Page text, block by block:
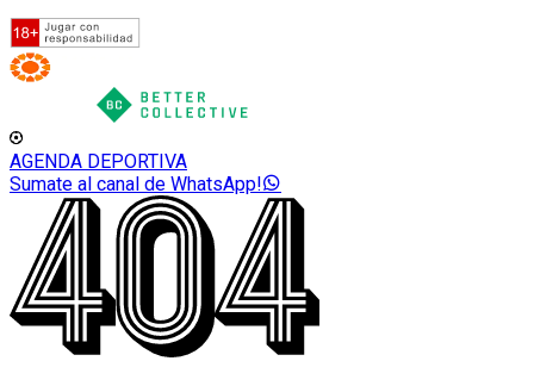
AGENDA DEPORTIVA
Sumate al canal de WhatsApp!